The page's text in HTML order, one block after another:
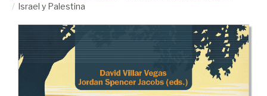
Israel y Palestina